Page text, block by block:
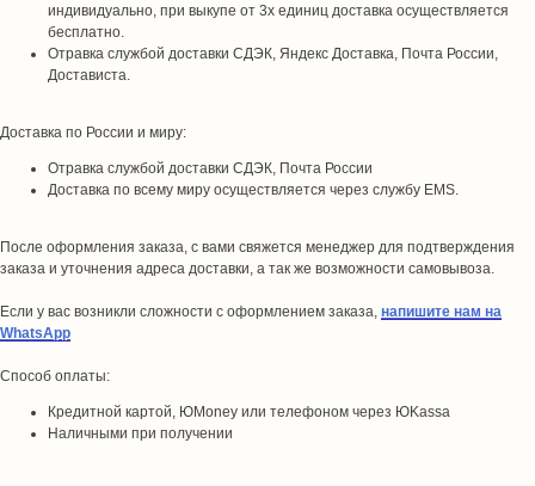
индивидуально, при выкупе от 3х единиц доставка осуществляется
бесплатно.
Отравка службой доставки СДЭК, Яндекс Доставка, Почта России,
Достависта.
Доставка по России и миру:
Отравка службой доставки СДЭК, Почта России
Доставка по всему миру осуществляется через службу EMS.
После оформления заказа, с вами свяжется менеджер для подтверждения
заказа и уточнения адреса доставки, а так же возможности самовывоза.
Если у вас возникли сложности с оформлением заказа, напишите нам на
WhatsApp
Способ оплаты:
Кредитной картой, ЮMoney или телефоном через ЮKassa
Наличными при получении